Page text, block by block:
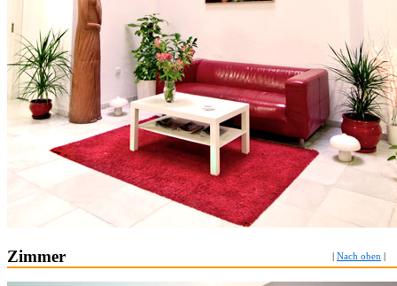
Zimmer Nach oben